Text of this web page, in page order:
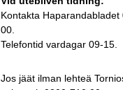
Kontakta Haparandabladet
00.
Telefontid vardagar 09-15.
Jos jäät ilman lehteä